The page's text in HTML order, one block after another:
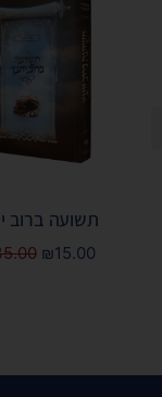
תשועה ברוב
₪15.00